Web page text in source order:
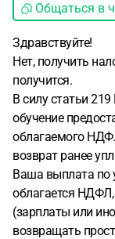
Общаться в
Здравствуйте!
Нет, получить
получится.
В силу статьи
обучение
облагаемого
возврат ранее
Ваша выплата по
облагается НДФЛ,
(зарплаты или
возвращать